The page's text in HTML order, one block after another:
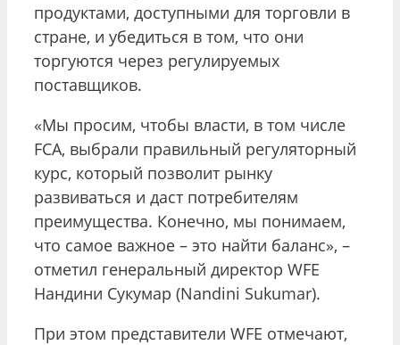
продуктами, доступными для торговли в
стране, и убедиться в том, что они
торгуются через регулируемых
поставщиков.
«Мы просим, чтобы власти, в том числе
FCA, выбрали правильный регуляторный
курс, который позволит рынку
развиваться и даст потребителям
преимущества. Конечно, мы понимаем,
что самое важное – это найти баланс», –
отметил генеральный директор WFE
Нандини Сукумар (Nandini Sukumar).
При этом представители WFE отмечают,